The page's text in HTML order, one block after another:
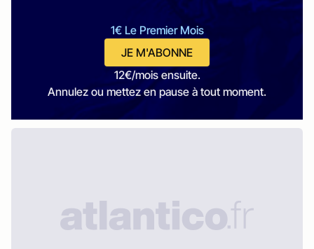
1€ Le Premier Mois
JE M'ABONNE
12€/mois ensuite.
Annulez ou mettez en pause à tout moment.